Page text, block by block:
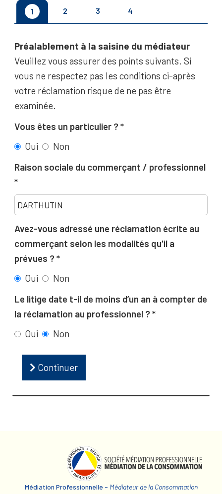
1 2 3 4
Préalablement à la saisine du médiateur
Veuillez vous assurer des points suivants. Si
vous ne respectez pas les conditions ci-après
votre réclamation risque de ne pas être
examinée.
Vous êtes un particulier ?
Oui
Non
Raison sociale du commerçant / professionnel
Avez-vous adressé une réclamation écrite au
commerçant selon les modalités qu'il a
prévues ?
Oui
Non
Le litige date t-il de moins d’un an à compter de
la réclamation au professionnel ?
Oui
Non
Continuer
Médiation Professionnelle - Médiateur de la Consommation